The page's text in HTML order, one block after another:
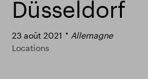
Résultats financiers
Düsseldorf
23 août 2021
Allemagne
Locations